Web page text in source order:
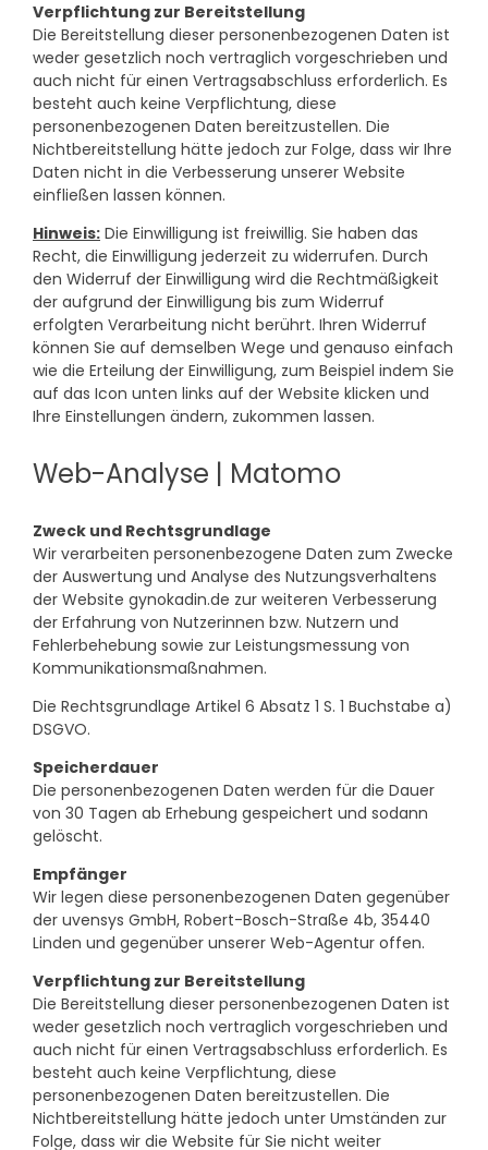
Verpflichtung zur Bereitstellung
Die Bereitstellung dieser personenbezogenen Daten ist
weder gesetzlich noch vertraglich vorgeschrieben und
auch nicht für einen Vertragsabschluss erforderlich. Es
besteht auch keine Verpflichtung, diese
personenbezogenen Daten bereitzustellen. Die
Nichtbereitstellung hätte jedoch zur Folge, dass wir Ihre
Daten nicht in die Verbesserung unserer Website
einfließen lassen können.
Hinweis: Die Einwilligung ist freiwillig. Sie haben das
Recht, die Einwilligung jederzeit zu widerrufen. Durch
den Widerruf der Einwilligung wird die Rechtmäßigkeit
der aufgrund der Einwilligung bis zum Widerruf
erfolgten Verarbeitung nicht berührt. Ihren Widerruf
können Sie auf demselben Wege und genauso einfach
wie die Erteilung der Einwilligung, zum Beispiel indem Sie
auf das Icon unten links auf der Website klicken und
Ihre Einstellungen ändern, zukommen lassen.
Web-Analyse | Matomo
Zweck und Rechtsgrundlage
Wir verarbeiten personenbezogene Daten zum Zwecke
der Auswertung und Analyse des Nutzungsverhaltens
der Website gynokadin.de zur weiteren Verbesserung
der Erfahrung von Nutzerinnen bzw. Nutzern und
Fehlerbehebung sowie zur Leistungsmessung von
Kommunikationsmaßnahmen.
Die Rechtsgrundlage Artikel 6 Absatz 1 S. 1 Buchstabe a)
DSGVO.
Speicherdauer
Die personenbezogenen Daten werden für die Dauer
von 30 Tagen ab Erhebung gespeichert und sodann
gelöscht.
Empfänger
Wir legen diese personenbezogenen Daten gegenüber
der uvensys GmbH, Robert-Bosch-Straße 4b, 35440
Linden und gegenüber unserer Web-Agentur offen.
Verpflichtung zur Bereitstellung
Die Bereitstellung dieser personenbezogenen Daten ist
weder gesetzlich noch vertraglich vorgeschrieben und
auch nicht für einen Vertragsabschluss erforderlich. Es
besteht auch keine Verpflichtung, diese
personenbezogenen Daten bereitzustellen. Die
Nichtbereitstellung hätte jedoch unter Umständen zur
Folge, dass wir die Website für Sie nicht weiter